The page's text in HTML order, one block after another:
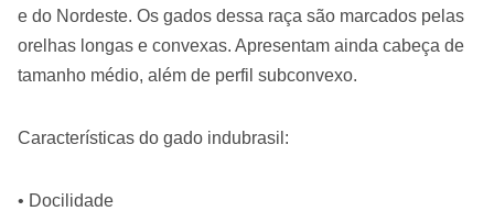
e do Nordeste. Os gados dessa raça são marcados pelas
orelhas longas e convexas. Apresentam ainda cabeça de
tamanho médio, além de perfil subconvexo.
Características do gado indubrasil:
• Docilidade